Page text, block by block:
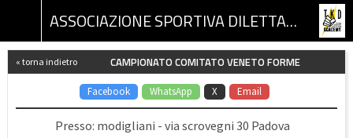
ASSOCIAZIONE SPORTIVA DILETTANTISTICA TKD ACADEMY
« torna indietro CAMPIONATO COMITATO VENETO FORME
Facebook WhatsApp X Email
Presso: modigliani - via scrovegni 30 Padova